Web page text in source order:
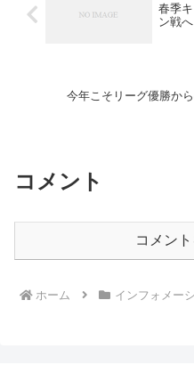
春季
ン戦へ
今年こそリーグ優勝か
コメント
コメン
ホーム インフォメー